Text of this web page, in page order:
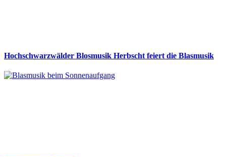
Hochschwarzwälder Blosmusik Herbscht feiert die Blasmusik